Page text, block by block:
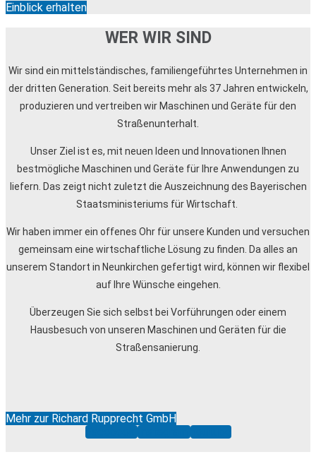
Einblick erhalten
WER WIR SIND
Wir sind ein mittelständisches, familiengeführtes Unternehmen in
der dritten Generation. Seit bereits mehr als 37 Jahren entwickeln,
produzieren und vertreiben wir Maschinen und Geräte für den
Straßenunterhalt.
Unser Ziel ist es, mit neuen Ideen und Innovationen Ihnen
bestmögliche Maschinen und Geräte für Ihre Anwendungen zu
liefern. Das zeigt nicht zuletzt die Auszeichnung des Bayerischen
Staatsministeriums für Wirtschaft.
Wir haben immer ein offenes Ohr für unsere Kunden und versuchen
gemeinsam eine wirtschaftliche Lösung zu finden. Da alles an
unserem Standort in Neunkirchen gefertigt wird, können wir flexibel
auf Ihre Wünsche eingehen.
Überzeugen Sie sich selbst bei Vorführungen oder einem
Hausbesuch von unseren Maschinen und Geräten für die
Straßensanierung.
Mehr zur Richard Rupprecht GmbH